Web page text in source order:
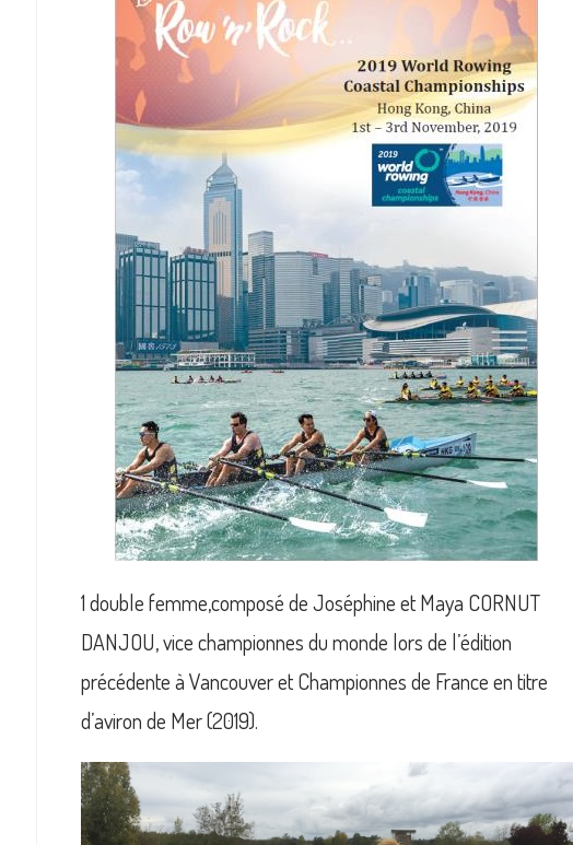
1 double femme,composé de Joséphine et Maya CORNUT
DANJOU, vice championnes du monde lors de l’édition
précédente à Vancouver et Championnes de France en titre
d’aviron de Mer (2019).